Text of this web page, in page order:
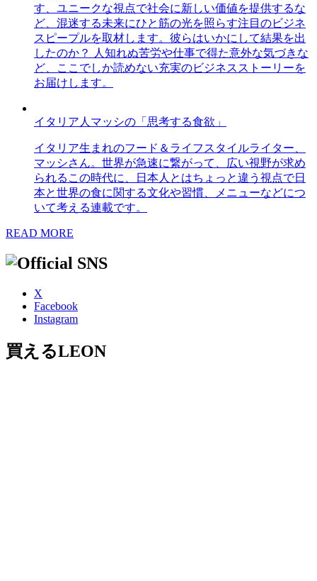
す、ユニークな視点で社会に新しい価値を提供するな
ど、混迷する未来にひと筋の光を照らす注目のビジネ
スピープルを取材します。彼らはいかにして結果を出
したのか？ 人知れぬ苦労や仕事で得た意外な気づきな
ど、ここでしか読めない充実のビジネスストーリーを
お届けします。
イタリア人マッシの「思考する食欲」
イタリア生まれのフード＆ライフスタイルライター、
マッシさん。世界が急速に繋がって、広い視野が求め
られるこの時代に、日本人とはちょっと違う視点で日
本と世界の食に関する文化や習慣、メニューなどにつ
いて考える連載です。
READ MORE
X
Facebook
Instagram
買えるLEON